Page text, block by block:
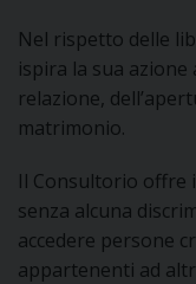
COOKIE POLICY
Nel rispetto delle
ispira la sua
relazione,
matrimonio.
Il Consultorio offre
senza alcuna
accedere persone
appartenenti ad